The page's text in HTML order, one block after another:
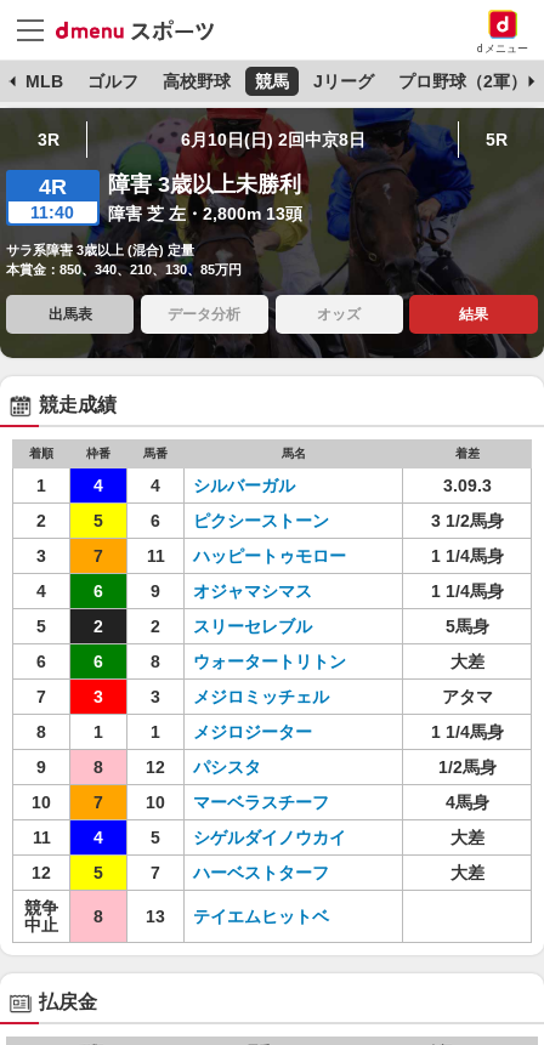
dメニュー
MLB ゴルフ 高校野球 競馬 Jリーグ プロ野球（2軍）
3R 6月10日(日) 2回中京8日 5R
4R
11:40
障害 3歳以上未勝利
障害 芝 左・2,800m 13頭
サラ系障害 3歳以上 (混合) 定量
本賞金：850、340、210、130、85万円
出馬表 データ分析 オッズ 結果
競走成績
着順 枠番 馬番 馬名 着差
1 4 4 シルバーガル
3.09.3
2
5 6 ピクシーストーン
3 1/2馬身
3
7 11 ハッピートゥモロー
1 1/4馬身
4
6 9 オジャマシマス
1 1/4馬身
5
2 2 スリーセレブル
5馬身
6
6 8 ウォータートリトン
大差
7
3 3 メジロミッチェル
アタマ
8
1 1 メジロジーター
1 1/4馬身
9
8 12 パシスタ
1/2馬身
10
7 10 マーベラスチーフ
4馬身
11
4 5 シゲルダイノウカイ
大差
12
5 7 ハーベストターフ
大差
競争
中止
8 13 テイエムヒットベ
払戻金